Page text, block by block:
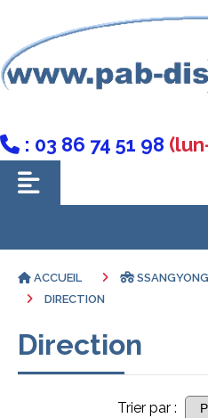
 : 03 86 74 51 98
ACCUEIL SSANGYONG
DIRECTION
Direction
Trier par :